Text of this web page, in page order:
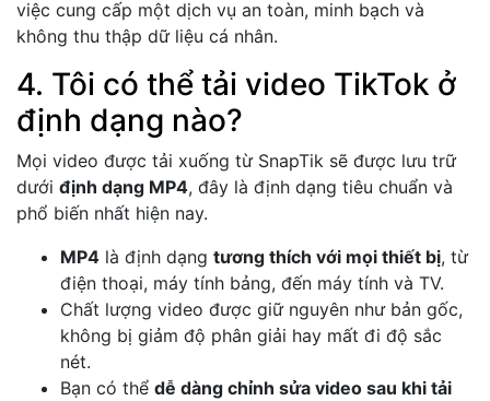
việc cung cấp một dịch vụ an toàn, minh bạch và
không thu thập dữ liệu cá nhân.
4. Tôi có thể tải video TikTok ở
định dạng nào?
Mọi video được tải xuống từ SnapTik sẽ được lưu trữ
dưới định dạng MP4, đây là định dạng tiêu chuẩn và
phổ biến nhất hiện nay.
MP4 là định dạng tương thích với mọi thiết bị, từ
điện thoại, máy tính bảng, đến máy tính và TV.
Chất lượng video được giữ nguyên như bản gốc,
không bị giảm độ phân giải hay mất đi độ sắc
nét.
Bạn có thể dễ dàng chỉnh sửa video sau khi tải